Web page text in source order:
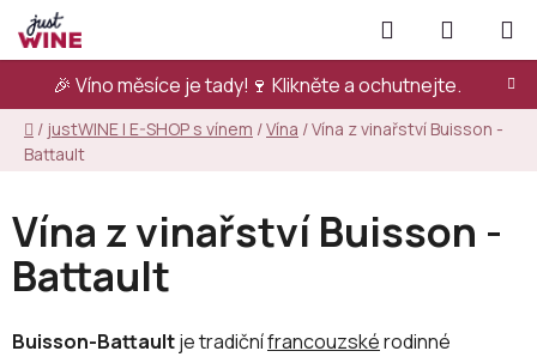
Přejít
na
obsah
🎉 Víno měsíce je tady!🍷 Klikněte a ochutnejte.
Hledat
KOŠÍK
Domů
/ justWINE | E-SHOP s vínem /Vína /Vína z vinařství Buisson -
Battault
Vína z vinařství Buisson -
Battault
Buisson-Battaultje tradičnífrancouzskérodinné